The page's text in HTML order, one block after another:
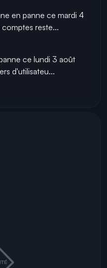
en panne ce mardi 4
reste...
ce lundi 3 août
d'utilisateu...